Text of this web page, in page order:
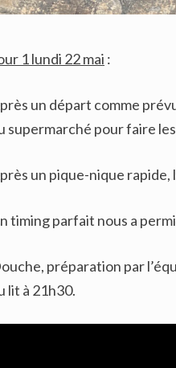
1 lundi 22 mai :
un départ comme
supermarché pour faire
un pique-nique rapide,
timing parfait nous a
préparation par
lit à 21h30.